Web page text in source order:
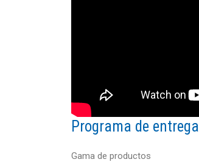
Programa de entrega
Gama de productos